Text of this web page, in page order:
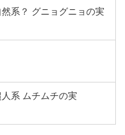
然系？ グニョグニョの実
人系 ムチムチの実